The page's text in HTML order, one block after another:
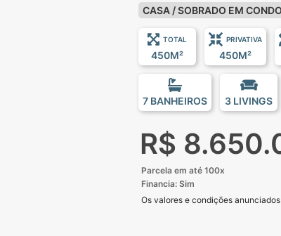
CASA / SOBRADO EM
TOTAL
450M²
PRIVATIVA
450M²
7 BANHEIROS 3 LIVINGS
R$
Parcela em até 100x
Financia: Sim
Os valores e condições